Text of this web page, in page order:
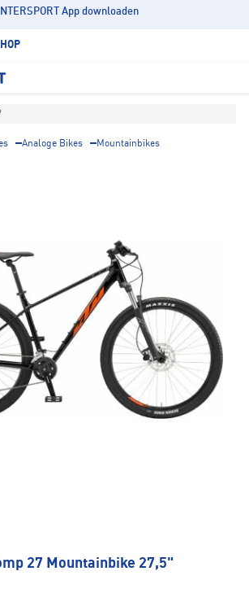
INTERSPORT App downloaden
Analoge Bikes Mountainbikes
27 Mountainbike 27,5"